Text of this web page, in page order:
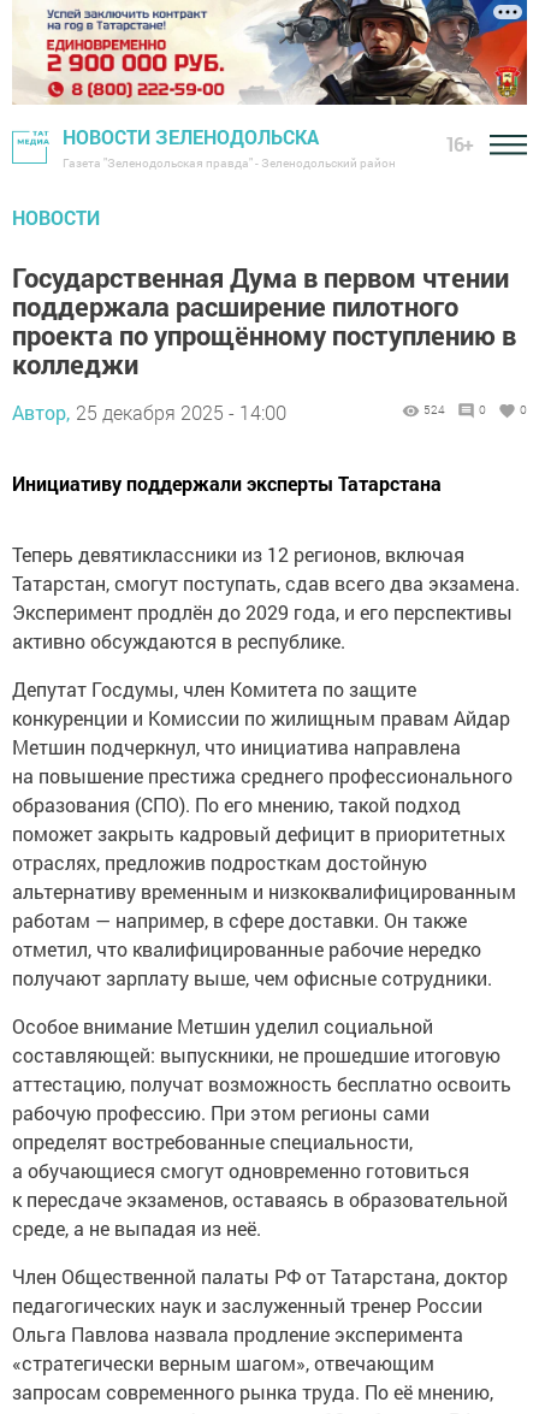
НОВОСТИ ЗЕЛЕНОДОЛЬСКА
Газета "Зеленодольская правда" - Зеленодольский район
16+
НОВОСТИ
Государственная Дума в первом чтении
поддержала расширение пилотного
проекта по упрощённому поступлению в
колледжи
Автор, 25 декабря 2025 - 14:00 524 0 0
Инициативу поддержали эксперты Татарстана
Теперь девятиклассники из 12 регионов, включая
Татарстан, смогут поступать, сдав всего два экзамена.
Эксперимент продлён до 2029 года, и его перспективы
активно обсуждаются в республике.
Депутат Госдумы, член Комитета по защите
конкуренции и Комиссии по жилищным правам Айдар
Метшин подчеркнул, что инициатива направлена
на повышение престижа среднего профессионального
образования (СПО). По его мнению, такой подход
поможет закрыть кадровый дефицит в приоритетных
отраслях, предложив подросткам достойную
альтернативу временным и низкоквалифицированным
работам — например, в сфере доставки. Он также
отметил, что квалифицированные рабочие нередко
получают зарплату выше, чем офисные сотрудники.
Особое внимание Метшин уделил социальной
составляющей: выпускники, не прошедшие итоговую
аттестацию, получат возможность бесплатно освоить
рабочую профессию. При этом регионы сами
определят востребованные специальности,
а обучающиеся смогут одновременно готовиться
к пересдаче экзаменов, оставаясь в образовательной
среде, а не выпадая из неё.
Член Общественной палаты РФ от Татарстана, доктор
педагогических наук и заслуженный тренер России
Ольга Павлова назвала продление эксперимента
«стратегически верным шагом», отвечающим
запросам современного рынка труда. По её мнению,